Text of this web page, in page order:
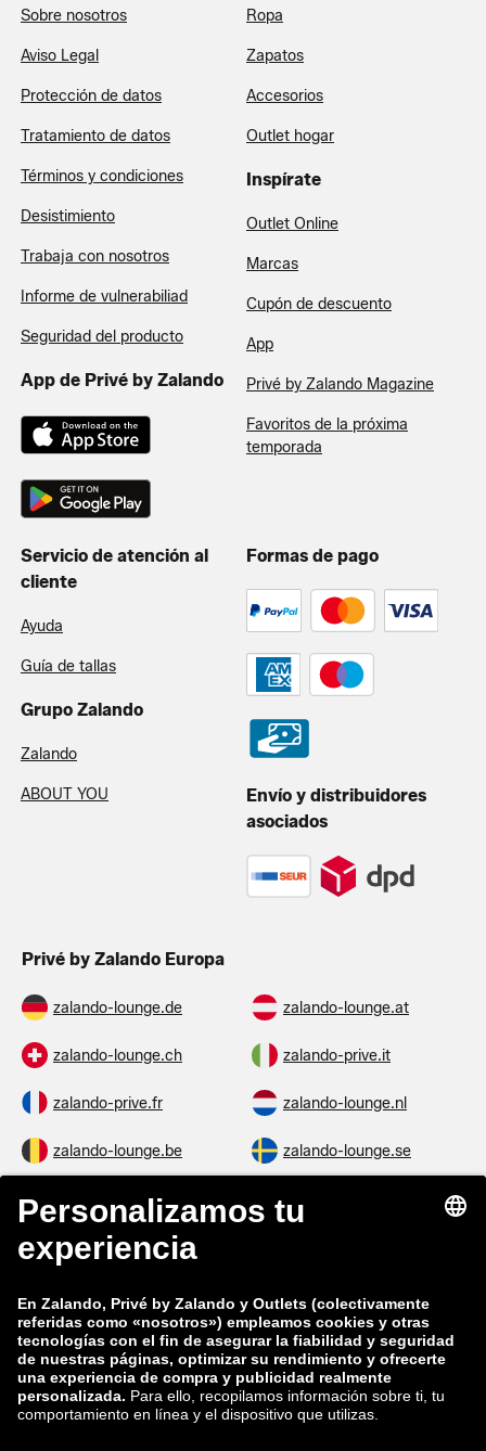
Sobre nosotros
Aviso Legal
Protección de datos
Tratamiento de datos
Términos y condiciones
Desistimiento
Trabaja con nosotros
Informe de vulnerabiliad
Seguridad del producto
App de Privé by Zalando
Ropa
Zapatos
Accesorios
Outlet hogar
Inspírate
Outlet Online
Marcas
Cupón de descuento
App
Privé by Zalando Magazine
Favoritos de la próxima
temporada
Servicio de atención al
cliente
Ayuda
Guía de tallas
Grupo Zalando
Zalando
ABOUT YOU
Formas de pago
Envío y distribuidores
asociados
Privé by Zalando Europa
zalando-lounge.de zalando-lounge.at
zalando-lounge.ch zalando-prive.it
zalando-prive.fr zalando-lounge.nl
zalando-lounge.be zalando-lounge.se
zalando-lounge.fi
zalando-lounge.co.uk
zalando-prive.es zalando-lounge.cz
zalando-lounge.lt zalando-lounge.sk
zalando-lounge.ro zalando-lounge.hr